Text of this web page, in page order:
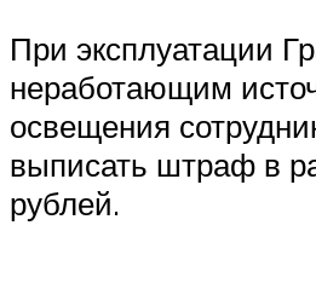
При эксплуатации
неработающим
освещения
выписать штраф в
рублей.